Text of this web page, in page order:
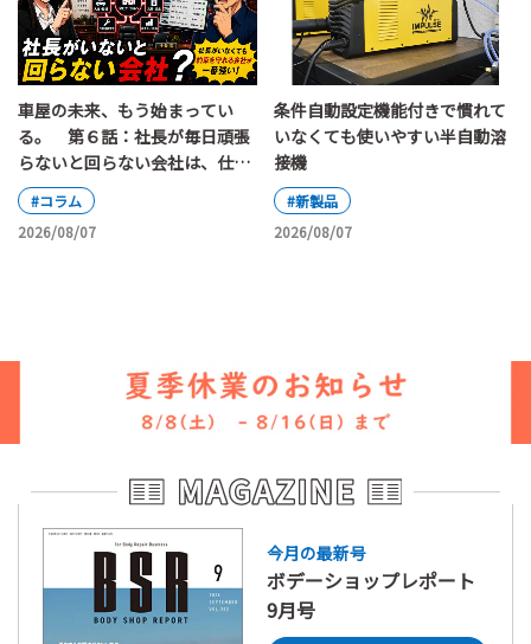
車屋の未来、もう始まってい
る。 第６話：社長が毎日頑張
らないと回らない会社は、仕組
み化されていると言えるのか
#コラム
2026/08/07
条件自動設定機能付きで慣れて
いなくても使いやすい半自動溶
接機
#新製品
2026/08/07
今月の最新号
ボデーショップレポート
9月号